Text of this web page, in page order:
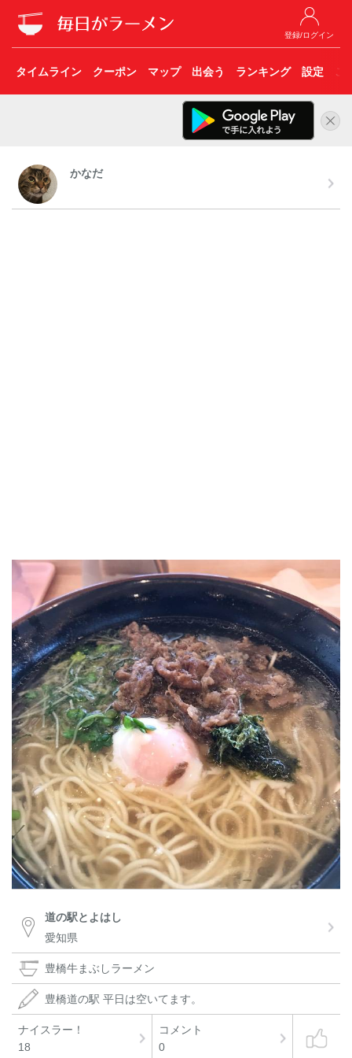
登録/ログイン
タイムライン クーポン マップ 出会う ランキング 設定 こ
かなだ
道の駅とよはし
愛知県
豊橋牛まぶしラーメン
豊橋道の駅 平日は空いてます。
ナイスラー！
18
コメント
0